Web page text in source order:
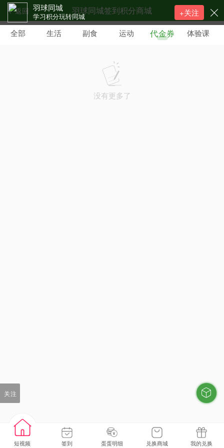
返回 羽球同城签到积分商城
全部 生活 副食 运动 代金券 体验课
没有更多了
短视频 签到 蛋蛋明细 兑换商城 我的兑换
关注
羽球同城
学习积分玩转同城 +关注